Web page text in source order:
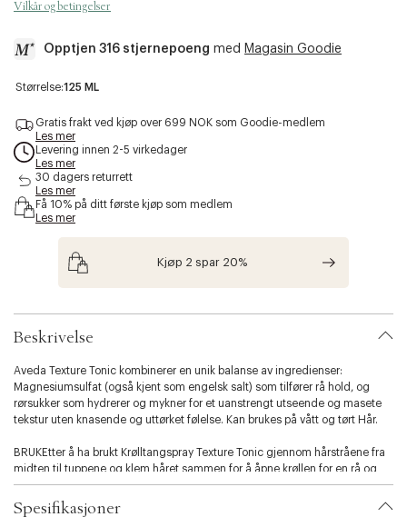
Vilkår og betingelser
Opptjen 316 stjernepoeng med Magasin Goodie
a
c
s
b
i
v
a
i
a
t
i
n
.
s
Størrelse:125 ML
Gratis frakt ved kjøp over 699 NOK som Goodie-medlem
Les mer
Levering innen 2-5 virkedager
Les mer
30 dagers returrett
Les mer
Få 10% på ditt første kjøp som medlem
Les mer
Kjøp 2 spar 20%
Beskrivelse
Aveda Texture Tonic kombinerer en unik balanse av ingredienser:
Magnesiumsulfat (også kjent som engelsk salt) som tilfører rå hold, og
rørsukker som hydrerer og mykner for et uanstrengt utseende og masete
tekstur uten knasende og uttørket følelse. Kan brukes på vått og tørt Hår.
BRUKEtter å ha brukt Krølltangspray Texture Tonic gjennom hårstråene fra
midten til tuppene og klem håret sammen for å åpne krøllen for en rå og
naturlig vaklende tekstur.
Start alltid med en mindre mengde produkt og legg til senere, da du
Spesifikasjoner